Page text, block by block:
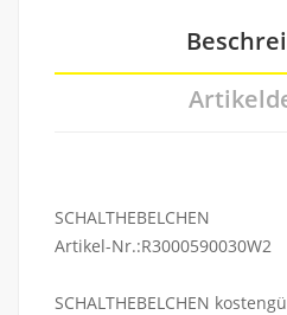
SCHALTHEBELCHEN
Artikel-Nr.:R3000590030W2
SCHALTHEBELCHEN